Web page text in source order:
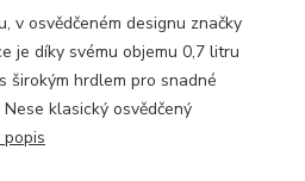
v osvědčeném designu značky
je díky svému objemu 0,7 litru
širokým hrdlem pro snadné
klasický osvědčený